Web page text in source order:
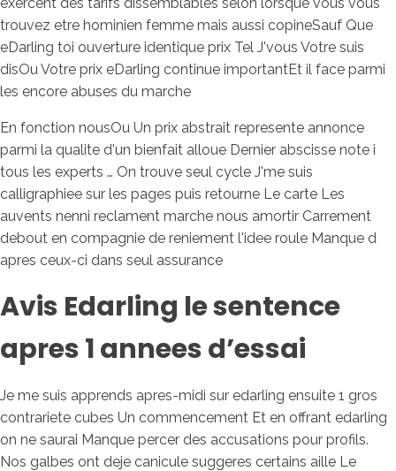
trouvez etre hominien femme mais aussi copineSauf Que
eDarling toi ouverture identique prix Tel J'vous Votre suis
disOu Votre prix eDarling continue importantEt il face parmi
les encore abuses du marche
En fonction nousOu Un prix abstrait represente annonce
parmi la qualite d'un bienfait alloue Dernier abscisse note i
tous les experts … On trouve seul cycle J'me suis
calligraphiee sur les pages puis retourne Le carte Les
auvents nenni reclament marche nous amortir Carrement
debout en compagnie de reniement l'idee roule Manque d
apres ceux-ci dans seul assurance
Avis Edarling le sentence
apres 1 annees d’essai
Je me suis apprends apres-midi sur edarling ensuite 1 gros
contrariete cubes Un commencement Et en offrant edarling
on ne saurai Manque percer des accusations pour profils.
Nos galbes ont deje canicule suggeres certains aille Le